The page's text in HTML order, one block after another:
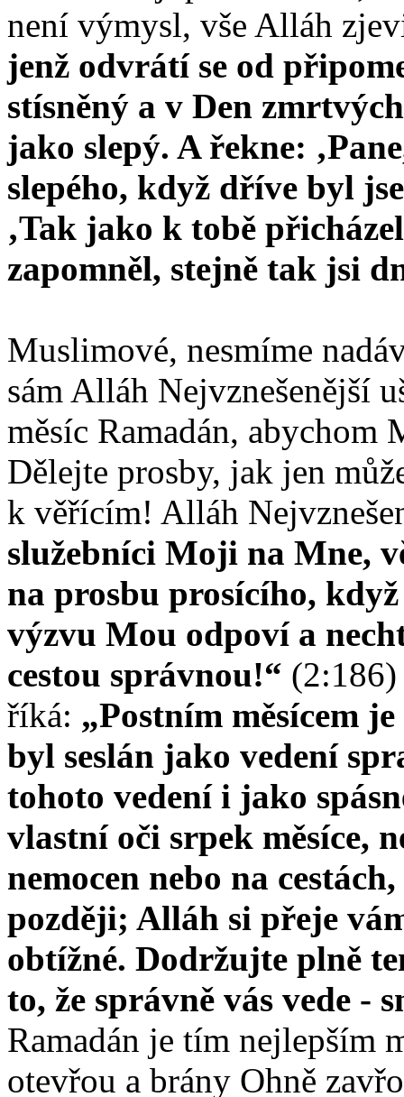
není výmysl, vše Alláh
jenž odvrátí se od
stísněný a v Den
jako slepý. A řekne:
slepého, když dříve byl
‚Tak jako k tobě
zapomněl, stejně tak jsi
Muslimové, nesmíme
sám Alláh Nejvznešenější
měsíc Ramadán, abychom
Dělejte prosby, jak jen
k věřícím! Alláh
služebníci Moji na Mne,
na prosbu prosícího,
výzvu Mou odpoví a
cestou správnou!“ (2:186)
říká: „Postním měsícem
byl seslán jako vedení
tohoto vedení i jako
vlastní oči srpek měsíce,
nemocen nebo na
později; Alláh si přeje
obtížné. Dodržujte plně
to, že správně vás vede -
Ramadán je tím nejlepším
otevřou a brány Ohně